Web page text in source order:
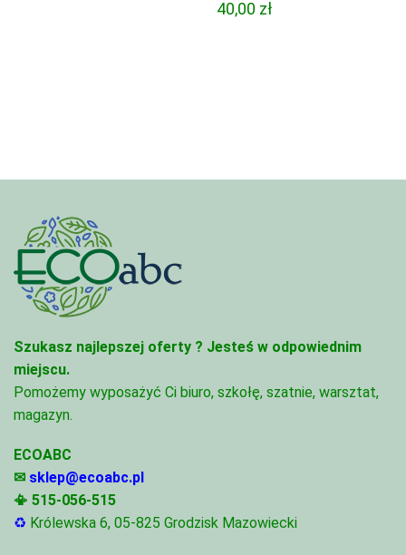
40,00 zł
Szukasz najlepszej oferty ? Jesteś w odpowiednim
miejscu.
Pomożemy wyposażyć Ci biuro, szkołę, szatnie, warsztat,
magazyn.
ECOABC
✉ sklep@ecoabc.pl
📳 515-056-515
♻ Królewska 6, 05-825 Grodzisk Mazowiecki